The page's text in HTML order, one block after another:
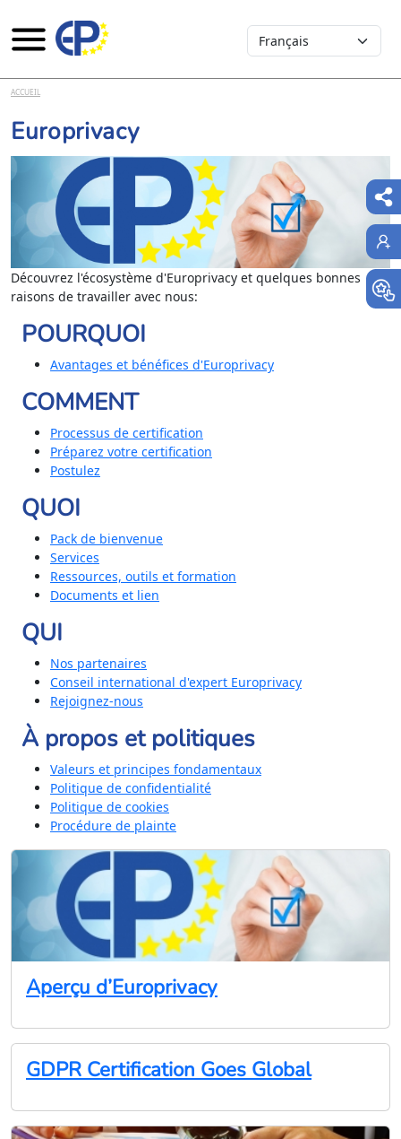
Aller au contenu principal
Select your language
ACCUEIL
Europrivacy
Découvrez l'écosystème d'Europrivacy et quelques bonnes
raisons de travailler avec nous:
POURQUOI
Avantages et bénéfices d'Europrivacy
COMMENT
Processus de certification
Préparez votre certification
Postulez
QUOI
Pack de bienvenue
Services
Ressources, outils et formation
Documents et lien
QUI
Nos partenaires
Conseil international d'expert Europrivacy
Rejoignez-nous
À propos et politiques
Valeurs et principes fondamentaux
Politique de confidentialité
Politique de cookies
Procédure de plainte
Aperçu d’Europrivacy
GDPR Certification Goes Global